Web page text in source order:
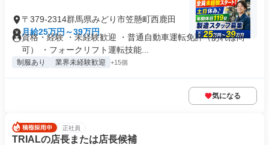
〒379-2314群馬県みどり市笠懸町西鹿田
月給25万円～39万円
資格・経験 ・未経験歓迎 ・普通自動車運転免許（あれば尚
可） ・フォークリフト運転技能...
制服あり 業界未経験歓迎 +15個
気になる
正社員
TRIALの店長または店長候補